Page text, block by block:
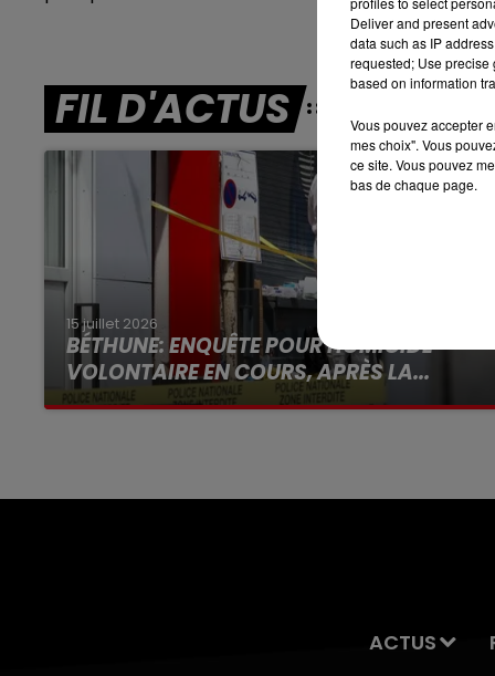
FIL D'ACTUS
15 juillet 2026
BÉTHUNE: ENQUÊTE POUR HOMICIDE
VOLONTAIRE EN COURS, APRÈS LA...
Selon les premiers éléments, le logement
ACTUS
Deliver and present
data such as IP
requested; Use precise
based on information
Vous pouvez accepter
mes choix". Vous
ce site. Vous pouvez
bas de chaque page.